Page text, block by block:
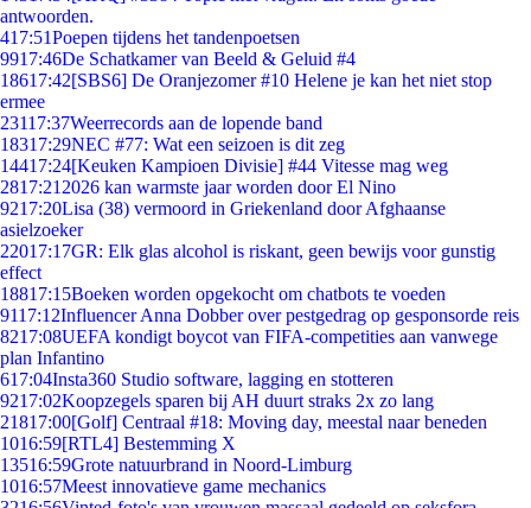
antwoorden.
417:51Poepen tijdens het tandenpoetsen
9917:46De Schatkamer van Beeld & Geluid #4
18617:42[SBS6] De Oranjezomer #10 Helene je kan het niet stop
ermee
23117:37Weerrecords aan de lopende band
18317:29NEC #77: Wat een seizoen is dit zeg
14417:24[Keuken Kampioen Divisie] #44 Vitesse mag weg
2817:21 2026 kan warmste jaar worden door El Nino
9217:20Lisa (38) vermoord in Griekenland door Afghaanse
asielzoeker
22017:17GR: Elk glas alcohol is riskant, geen bewijs voor gunstig
effect
18817:15Boeken worden opgekocht om chatbots te voeden
9117:12Influencer Anna Dobber over pestgedrag op gesponsorde reis
8217:08UEFA kondigt boycot van FIFA-competities aan vanwege
plan Infantino
617:04Insta360 Studio software, lagging en stotteren
9217:02Koopzegels sparen bij AH duurt straks 2x zo lang
21817:00[Golf] Centraal #18: Moving day, meestal naar beneden
1016:59[RTL4] Bestemming X
13516:59Grote natuurbrand in Noord-Limburg
1016:57Meest innovatieve game mechanics